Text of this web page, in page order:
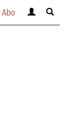
Abo
anzeigen
Suche